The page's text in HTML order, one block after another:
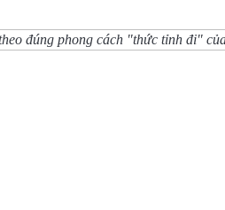
đúng phong cách "thức tỉnh đi"